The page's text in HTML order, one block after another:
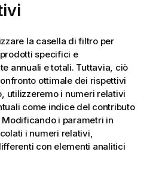
la casella di filtro per
specifici e
annuali e totali. Tuttavia, ciò
ottimale dei rispettivi
utilizzeremo i numeri relativi
come indice del contributo
i parametri in
i numeri relativi,
con elementi analitici